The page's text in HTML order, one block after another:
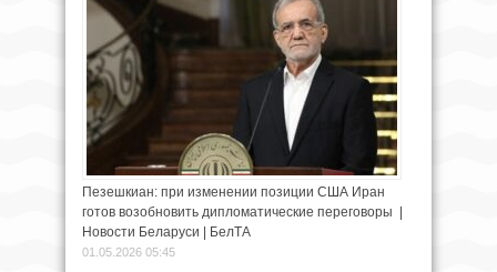
Пезешкиан: при изменении позиции США Иран
готов возобновить дипломатические переговоры |
Новости Беларуси | БелТА
01.05.2026 05:45